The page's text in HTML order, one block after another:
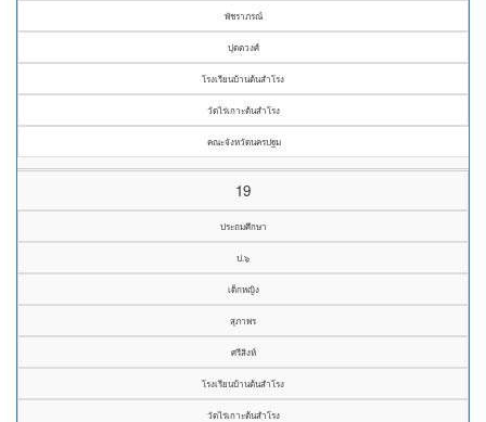
พัชราภรณ์
ปุตตวงศ์
โรงเรียนบ้านต้นสำโรง
วัดไร่เกาะต้นสำโรง
คณะจังหวัดนครปฐม
19
ประถมศึกษา
ป.๖
เด็กหญิง
สุภาพร
ศรีสิงห์
โรงเรียนบ้านต้นสำโรง
วัดไร่เกาะต้นสำโรง